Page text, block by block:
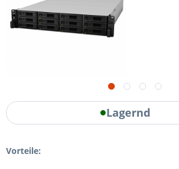
Lagernd
Vorteile: